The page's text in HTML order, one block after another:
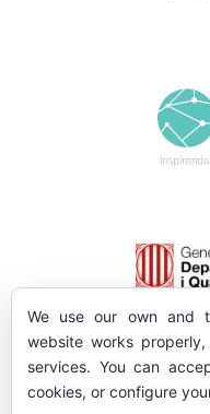
We use our own and
website works
services. You can
cookies, or configure